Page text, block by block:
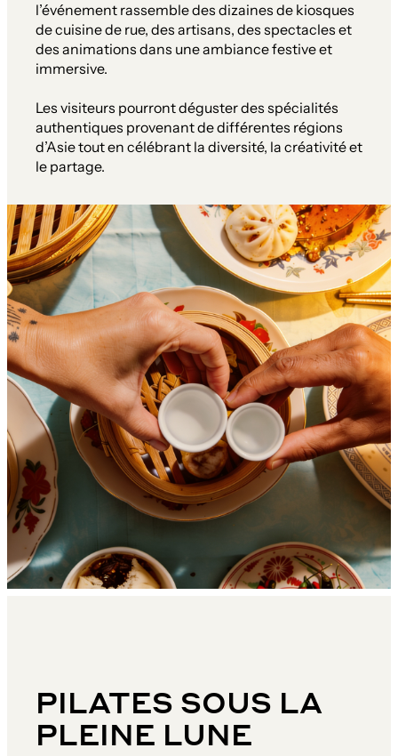
l’événement rassemble des dizaines de kiosques
de cuisine de rue, des artisans, des spectacles et
des animations dans une ambiance festive et
immersive.
Les visiteurs pourront déguster des spécialités
authentiques provenant de différentes régions
d’Asie tout en célébrant la diversité, la créativité et
le partage.
PILATES SOUS LA
PLEINE LUNE